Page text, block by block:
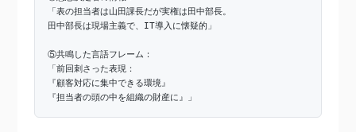
「表の担当者は山田課長だが実権は田中部長。
田中部長は現場主義で、IT導入に懐疑的」
⑤共鳴した言語フレーム：
「前回刺さった表現：
『顧客対応に集中できる環境』
『担当者の頭の中を組織の財産に』」